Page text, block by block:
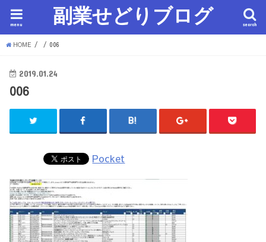
副業せどりブログ search
menu
HOME 006
2019.01.24
006
Pocket